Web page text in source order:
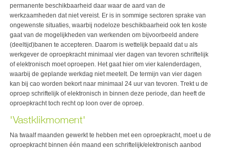
permanente beschikbaarheid daar waar de aard van de
werkzaamheden dat niet vereist. Er is in sommige sectoren sprake van
ongewenste situaties, waarbij nodeloze beschikbaarheid ook ten koste
gaat van de mogelijkheden van werkenden om bijvoorbeeld andere
(deeltijd)banen te accepteren. Daarom is wettelijk bepaald dat u als
werkgever de oproepkracht minimaal vier dagen van tevoren schriftelijk
of elektronisch moet oproepen. Het gaat hier om vier kalenderdagen,
waarbij de geplande werkdag niet meetelt. De termijn van vier dagen
kan bij cao worden bekort naar minimaal 24 uur van tevoren. Trekt u de
oproep schriftelijk of elektronisch in binnen deze periode, dan heeft de
oproepkracht toch recht op loon over de oproep.
'Vastklikmoment'
Na twaalf maanden gewerkt te hebben met een oproepkracht, moet u de
oproepkracht binnen één maand een schriftelijk/elektronisch aanbod